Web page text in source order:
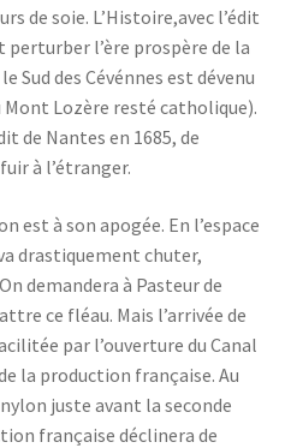
de soie. L’Histoire,avec l’édit
l’ère prospère de la
Sud des Cévénnes est dévenu
Lozère resté catholique).
de Nantes en 1685, de
à l’étranger.
est à son apogée. En l’espace
drastiquement chuter,
demandera à Pasteur de
ce fléau. Mais l’arrivée de
par l’ouverture du Canal
la production française. Au
nylon juste avant la seconde
française déclinera de